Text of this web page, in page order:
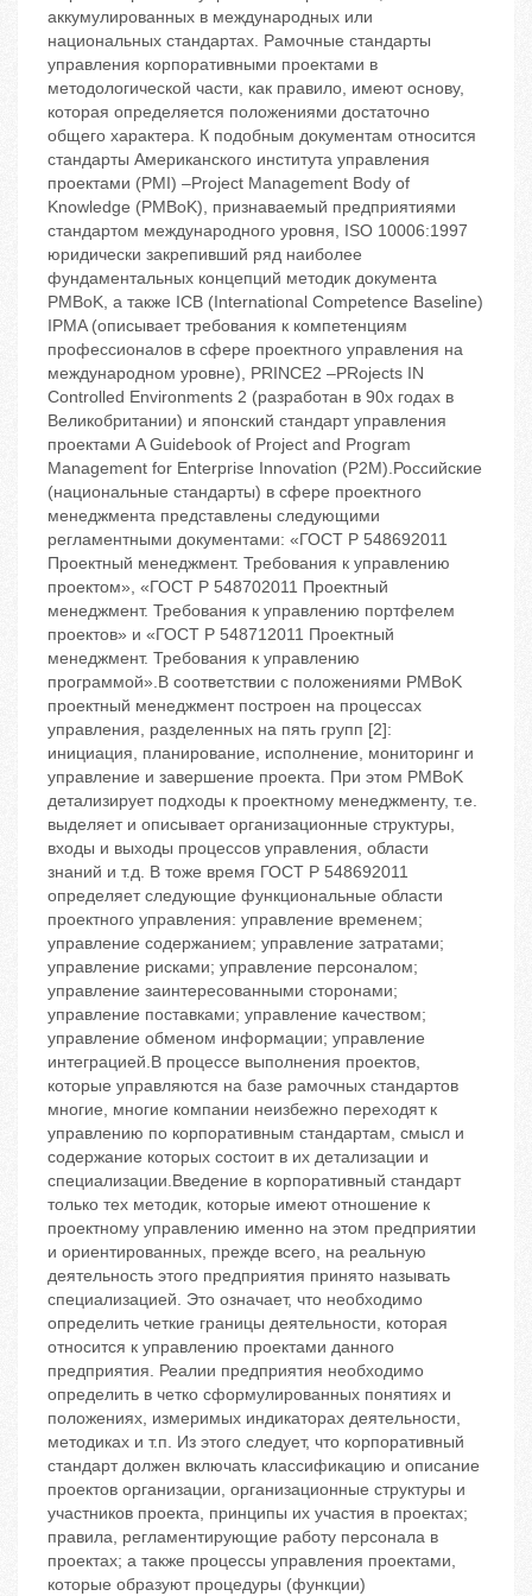
аккумулированных в международных или
национальных стандартах. Рамочные стандарты
управления корпоративными проектами в
методологической части, как правило, имеют основу,
которая определяется положениями достаточно
общего характера. К подобным документам относится
стандарты Американского института управления
проектами (PMI) –Project Management Body of
Knowledge (PMBoK), признаваемый предприятиями
стандартом международного уровня, ISO 10006:1997
юридически закрепивший ряд наиболее
фундаментальных концепций методик документа
PMBoK, а также ICB (International Competence Baseline)
IPMA (описывает требования к компетенциям
профессионалов в сфере проектного управления на
международном уровне), PRINCE2 –PRojects IN
Controlled Environments 2 (разработан в 90х годах в
Великобритании) и японский стандарт управления
проектами A Guidebook of Project and Program
Management for Enterprise Innovation (P2M).Российские
(национальные стандарты) в сфере проектного
менеджмента представлены следующими
регламентными документами: «ГОCТ P 548692011
Проектный менеджмент. Требования к управлению
проектом», «ГОCТ P 548702011 Проектный
менеджмент. Требования к управлению портфелем
проектов» и «ГОСТ Р 548712011 Проектный
менеджмент. Требования к управлению
программой».В соответствии с положениями PMBoK
проектный менеджмент построен на процессах
управления, разделенных на пять групп [2]:
инициация, планирование, исполнение, мониторинг и
управление и завершение проекта. При этом PMBoK
детализирует подходы к проектному менеджменту, т.е.
выделяет и описывает организационные структуры,
входы и выходы процессов управления, области
знаний и т.д. В тоже время ГОСТ Р 548692011
определяет следующие функциональные области
проектного управления: управление временем;
управление содержанием; управление затратами;
управление рисками; управление персоналом;
управление заинтересованными сторонами;
управление поставками; управление качеством;
управление обменом информации; управление
интеграцией.В процессе выполнения проектов,
которые управляются на базе рамочных стандартов
многие, многие компании неизбежно переходят к
управлению по корпоративным стандартам, смысл и
содержание которых состоит в их детализации и
специализации.Введение в корпоративный стандарт
только тех методик, которые имеют отношение к
проектному управлению именно на этом предприятии
и ориентированных, прежде всего, на реальную
деятельность этого предприятия принято называть
специализацией. Это означает, что необходимо
определить четкие границы деятельности, которая
относится к управлению проектами данного
предприятия. Реалии предприятия необходимо
определить в четко сформулированных понятиях и
положениях, измеримых индикаторах деятельности,
методиках и т.п. Из этого следует, что корпоративный
стандарт должен включать классификацию и описание
проектов организации, организационные структуры и
участников проекта, принципы их участия в проектах;
правила, регламентирующие работу персонала в
проектах; а также процессы управления проектами,
которые образуют процедуры (функции)